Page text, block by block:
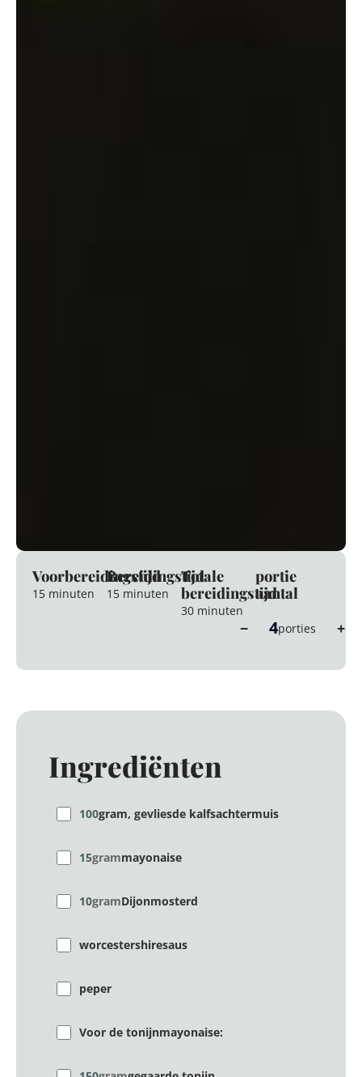
Voorbereidingstijd
15 minuten
Bereidingstijd
15 minuten
Totale
bereidingstijd
30 minuten
portie
aantal
− 4porties +
Ingrediënten
100gram, gevliesde kalfsachtermuis
15grammayonaise
10gramDijonmosterd
worcestershiresaus
peper
Voor de tonijnmayonaise: